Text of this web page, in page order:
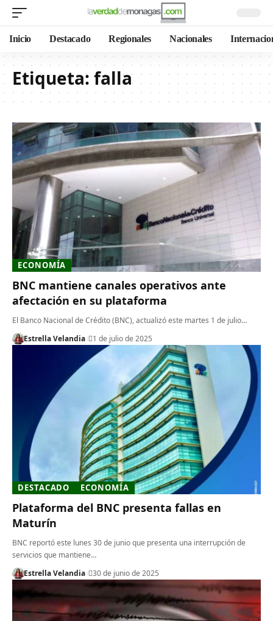
Inicio Destacado Regionales Nacionales
Etiqueta: falla
ECONOMÍA
BNC mantiene canales operativos ante
afectación en su plataforma
El Banco Nacional de Crédito (BNC), actualizó este martes 1 de julio…
Estrella Velandia
1 de julio de 2025
DESTACADO ECONOMÍA
Plataforma del BNC presenta fallas en
Maturín
BNC reportó este lunes 30 de junio que presenta una interrupción de
servicios que mantiene…
Estrella Velandia
30 de junio de 2025